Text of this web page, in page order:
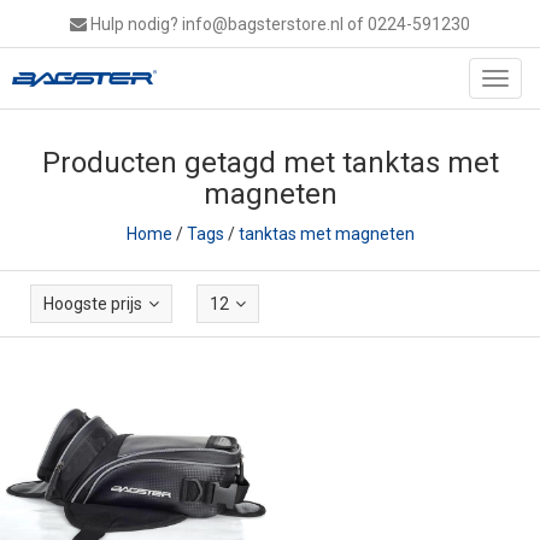
Hulp nodig? info@bagsterstore.nl of 0224-591230
Producten getagd met tanktas met
magneten
Home /Tags /tanktas met magneten
Hoogste prijs 12